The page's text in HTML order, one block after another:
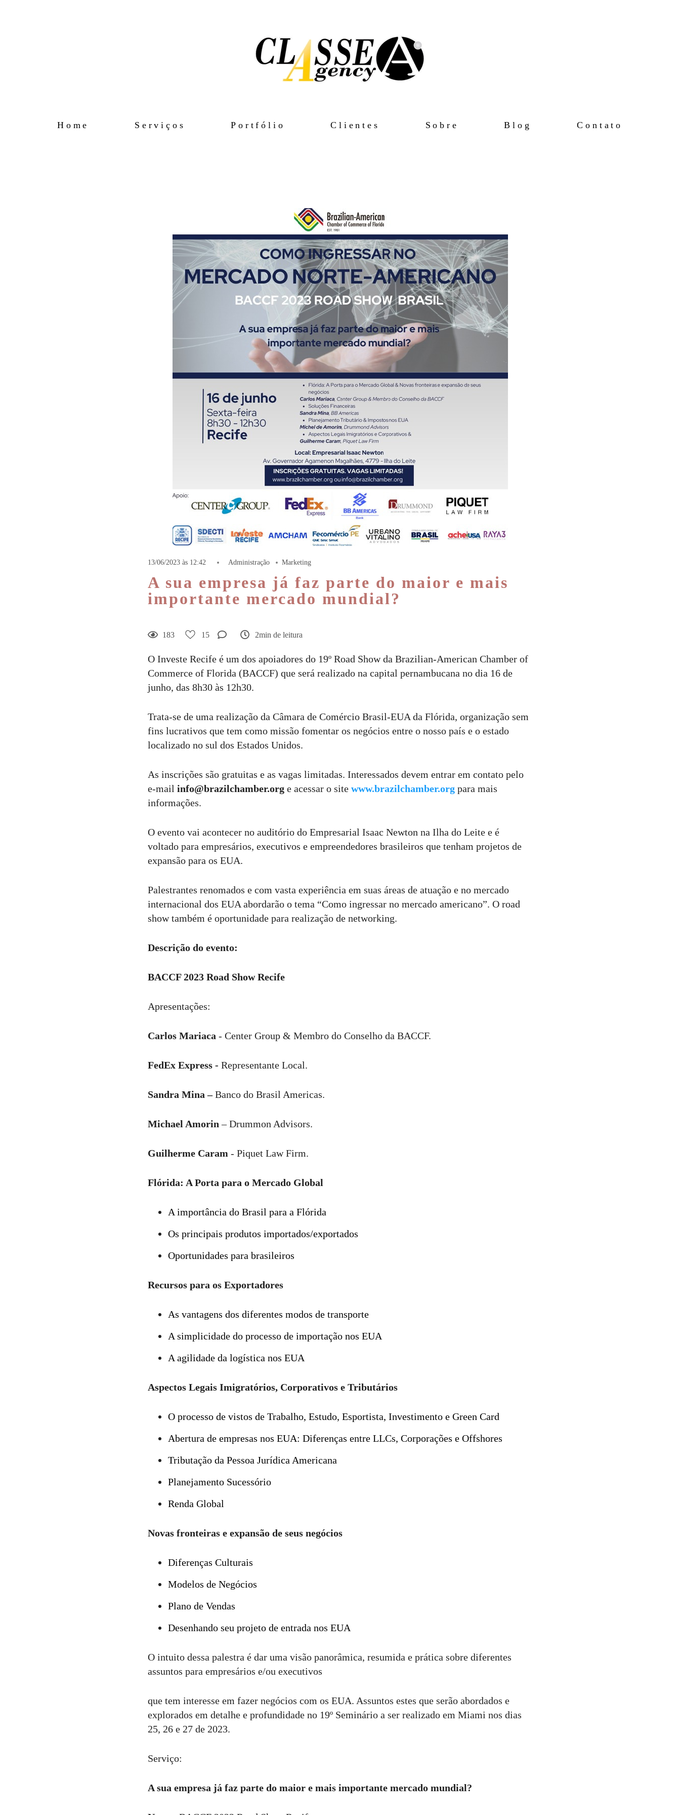
Home Serviços Portfólio Clientes Sobre Blog Contato
13/06/2023 às 12:42 Administração Marketing
A sua empresa já faz parte do maior e mais
importante mercado mundial?
183 15 2min de leitura
O Investe Recife é um dos apoiadores do 19º Road Show da Brazilian-American Chamber of
Commerce of Florida (BACCF) que será realizado na capital pernambucana no dia 16 de
junho, das 8h30 às 12h30.
Trata-se de uma realização da Câmara de Comércio Brasil-EUA da Flórida, organização sem
fins lucrativos que tem como missão fomentar os negócios entre o nosso país e o estado
localizado no sul dos Estados Unidos.
As inscrições são gratuitas e as vagas limitadas. Interessados devem entrar em contato pelo
e-mail info@brazilchamber.org e acessar o site www.brazilchamber.org para mais
informações.
O evento vai acontecer no auditório do Empresarial Isaac Newton na Ilha do Leite e é
voltado para empresários, executivos e empreendedores brasileiros que tenham projetos de
expansão para os EUA.
Palestrantes renomados e com vasta experiência em suas áreas de atuação e no mercado
internacional dos EUA abordarão o tema “Como ingressar no mercado americano”. O road
show também é oportunidade para realização de networking.
Descrição do evento:
BACCF 2023 Road Show Recife
Apresentações:
Carlos Mariaca - Center Group & Membro do Conselho da BACCF.
FedEx Express - Representante Local.
Sandra Mina –Banco do Brasil Americas.
Michael Amorin – Drummon Advisors.
Guilherme Caram - Piquet Law Firm.
Flórida: A Porta para o Mercado Global
A importância do Brasil para a Flórida
Os principais produtos importados/exportados
Oportunidades para brasileiros
Recursos para os Exportadores
As vantagens dos diferentes modos de transporte
A simplicidade do processo de importação nos EUA
A agilidade da logística nos EUA
Aspectos Legais Imigratórios, Corporativos e Tributários
O processo de vistos de Trabalho, Estudo, Esportista, Investimento e Green Card
Abertura de empresas nos EUA: Diferenças entre LLCs, Corporações e Offshores
Tributação da Pessoa Jurídica Americana
Planejamento Sucessório
Renda Global
Novas fronteiras e expansão de seus negócios
Diferenças Culturais
Modelos de Negócios
Plano de Vendas
Desenhando seu projeto de entrada nos EUA
O intuito dessa palestra é dar uma visão panorâmica, resumida e prática sobre diferentes
assuntos para empresários e/ou executivos
que tem interesse em fazer negócios com os EUA. Assuntos estes que serão abordados e
explorados em detalhe e profundidade no 19º Seminário a ser realizado em Miami nos dias
25, 26 e 27 de 2023.
Serviço:
A sua empresa já faz parte do maior e mais importante mercado mundial?